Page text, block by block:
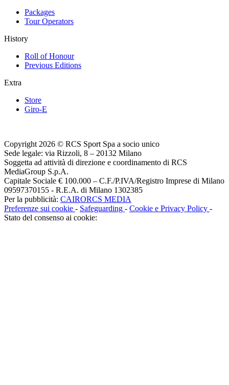
Packages
Tour Operators
History
Roll of Honour
Previous Editions
Extra
Store
Giro-E
Copyright 2026 © RCS Sport Spa a socio unico
Sede legale: via Rizzoli, 8 – 20132 Milano
Soggetta ad attività di direzione e coordinamento di RCS
MediaGroup S.p.A.
Capitale Sociale € 100.000 – C.F./P.IVA/Registro Imprese di Milano
09597370155 - R.E.A. di Milano 1302385
Per la pubblicità: CAIRORCS MEDIA
Preferenze sui cookie - Safeguarding - Cookie e Privacy Policy -
Stato del consenso ai cookie: